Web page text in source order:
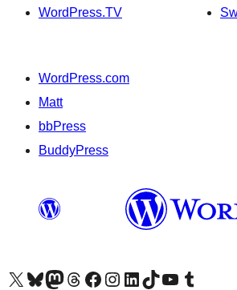
WordPress.TV
WordPress.com
Matt
bbPress
BuddyPress
Visit our X (formerly Twitter) account
Visit our Bluesky account
Επισκεφθείτε τον λογαριασμό μας στο Mastodon
Visit our Threads account
Επισκεφτείτε τη σελίδα μας στο Facebook
Επισκεφθείτε τον λογαριασμό μας Instagram
Επισκεφθείτε τον λογαριασμό μας LinkedIn
Visit our TikTok account
Visit our YouTube channel
Visit our Tumblr account